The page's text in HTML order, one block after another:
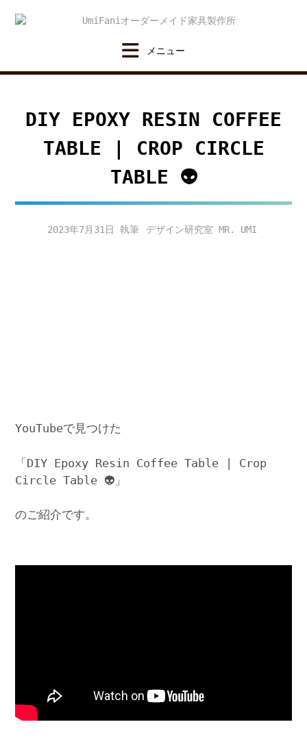
DIY EPOXY RESIN COFFEE
TABLE | CROP CIRCLE
TABLE 👽
2023年7月31日 デザイン研究室 MR. UMI
YouTubeで見つけた
「DIY Epoxy Resin Coffee Table | Crop
Circle Table 👽」
のご紹介です。